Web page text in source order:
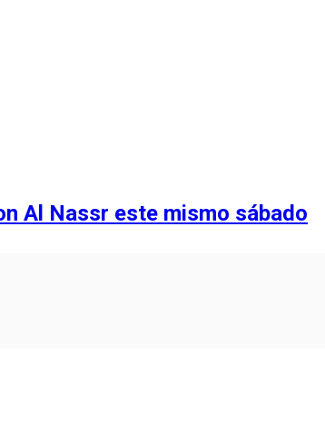
Al Nassr este mismo sábado